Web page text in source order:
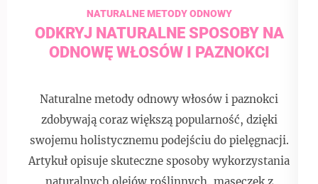
NATURALNE METODY ODNOWY
ODKRYJ NATURALNE SPOSOBY NA
ODNOWĘ WŁOSÓW I PAZNOKCI
Naturalne metody odnowy włosów i paznokci
zdobywają coraz większą popularność, dzięki
swojemu holistycznemu podejściu do pielęgnacji.
Artykuł opisuje skuteczne sposoby wykorzystania
naturalnych olejów roślinnych, maseczek z